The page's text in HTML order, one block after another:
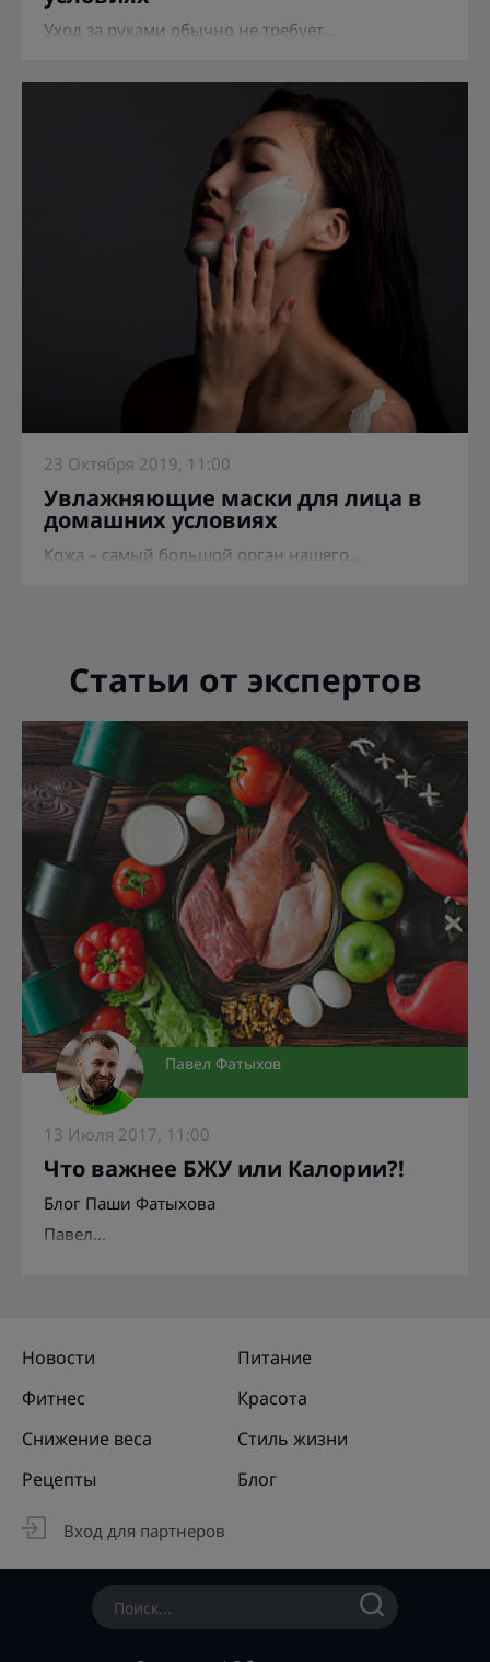
Уход за руками обычно не требует...
23 Октября 2019, 11:00
Увлажняющие маски для лица в
домашних условиях
Кожа – самый большой орган нашего...
Статьи от экспертов
Павел Фатыхов
13 Июля 2017, 11:00
Что важнее БЖУ или Калории?!
Блог Паши Фатыхова
Павел...
Новости
Питание
Фитнес
Красота
Снижение веса
Стиль жизни
Рецепты
Блог
Вход для партнеров